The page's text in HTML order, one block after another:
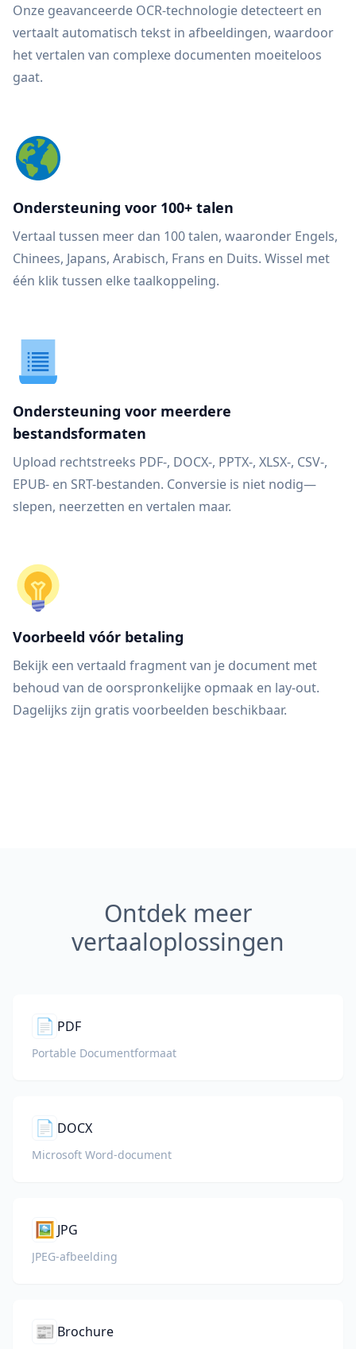
Onze geavanceerde OCR-technologie detecteert en
vertaalt automatisch tekst in afbeeldingen, waardoor
het vertalen van complexe documenten moeiteloos
gaat.
Ondersteuning voor 100+ talen
Vertaal tussen meer dan 100 talen, waaronder Engels,
Chinees, Japans, Arabisch, Frans en Duits. Wissel met
één klik tussen elke taalkoppeling.
Ondersteuning voor meerdere
bestandsformaten
Upload rechtstreeks PDF-, DOCX-, PPTX-, XLSX-, CSV-,
EPUB- en SRT-bestanden. Conversie is niet nodig—
slepen, neerzetten en vertalen maar.
Voorbeeld vóór betaling
Bekijk een vertaald fragment van je document met
behoud van de oorspronkelijke opmaak en lay-out.
Dagelijks zijn gratis voorbeelden beschikbaar.
Ontdek meer
vertaaloplossingen
📄 PDF
Portable Documentformaat
📄 DOCX
Microsoft Word-document
🖼️ JPG
JPEG-afbeelding
📰 Brochure